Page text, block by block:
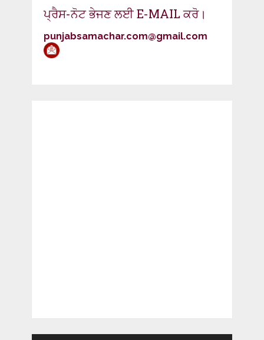
ਪ੍ਰੈਸ-ਨੋਟ ਭੇਜਣ ਲਈ E-MAIL ਕਰੋ।
punjabsamachar.com@gmail.com